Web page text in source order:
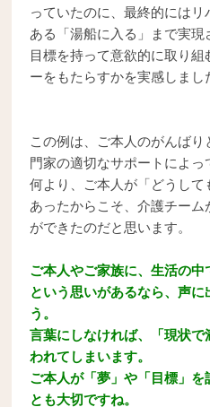
っていたのに、最終的には
ある「湯船に入る」まで実現
目標を持って意欲的に取り
ーをもたらすかを実感しまし
この例は、ご本人のがんば
門家の適切なサポートによっ
何より、ご本人が「どうし
あったからこそ、介護チー
ができたのだと思います。
ご本人やご家族に、生活の中
という思いがあるなら、声
う。
言葉にしなければ、「現状
われてしまいます。
ご本人が「夢」や「目標」
とも大切ですね。